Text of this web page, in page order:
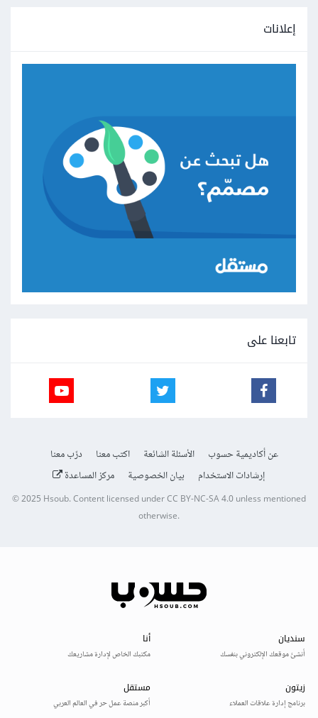
إعلانات
تابعنا على
عن أكاديمية حسوب الأسئلة الشائعة اكتب معنا
درّب معنا
إرشادات الاستخدام
بيان الخصوصية مركز المساعدة
© 2025Hsoub.Content licensed underCC BY-NC-SA 4.0unless mentioned
otherwise.